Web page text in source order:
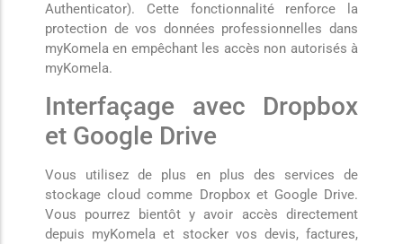
Authenticator). Cette fonctionnalité renforce la
protection de vos données professionnelles dans
myKomela en empêchant les accès non autorisés à
myKomela.
Interfaçage avec Dropbox
et Google Drive
Vous utilisez de plus en plus des services de
stockage cloud comme Dropbox et Google Drive.
Vous pourrez bientôt y avoir accès directement
depuis myKomela et stocker vos devis, factures,